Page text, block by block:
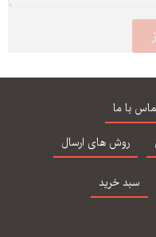
با ما
روش های ارسال
سبد خرید